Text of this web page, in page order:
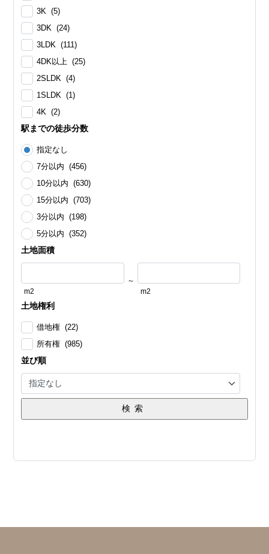
3K (5)
3DK (24)
3LDK (111)
4DK以上 (25)
2SLDK (4)
1SLDK (1)
4K (2)
駅までの徒歩分数
指定なし
7分以内 (456)
10分以内 (630)
15分以内 (703)
3分以内 (198)
5分以内 (352)
土地面積
m2
～
m2
土地権利
借地権 (22)
所有権 (985)
並び順
検索